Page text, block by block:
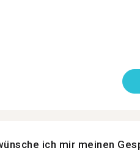
ich mir meinen